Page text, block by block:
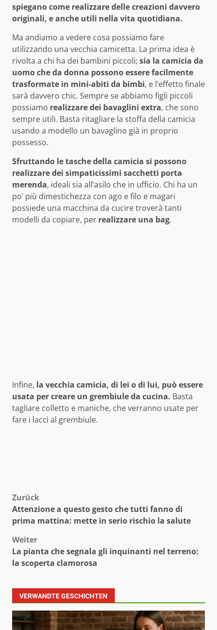
spiegano come realizzare delle creazioni davvero
originali, e anche utili nella vita quotidiana.
Ma andiamo a vedere cosa possiamo fare
utilizzando una vecchia camicetta. La prima idea è
rivolta a chi ha dei bambini piccoli; sia la camicia da
uomo che da donna possono essere facilmente
trasformate in mini-abiti da bimbi, e l’effetto finale
sarà davvero chic. Sempre se abbiamo figli piccoli
possiamo realizzare dei bavaglini extra, che sono
sempre utili. Basta ritagliare la stoffa della camicia
usando a modello un bavaglino già in proprio
possesso.
Sfruttando le tasche della camicia si possono
realizzare dei simpaticissimi sacchetti porta
merenda, ideali sia all’asilo che in ufficio. Chi ha un
po’ più dimestichezza con ago e filo e magari
possiede una macchina da cucire troverà tanti
modelli da copiare, per realizzare una bag.
Infine, la vecchia camicia, di lei o di lui, può essere
usata per creare un grembiule da cucina. Basta
tagliare colletto e maniche, che verranno usate per
fare i lacci al grembiule.
Beitragsnavigation
Zurück
Attenzione a questo gesto che tutti fanno di
prima mattina: mette in serio rischio la salute
Weiter
La pianta che segnala gli inquinanti nel terreno:
la scoperta clamorosa
VERWANDTE GESCHICHTEN